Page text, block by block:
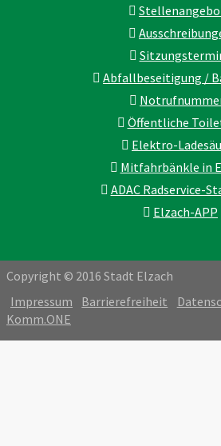
Abfallbeseitigung /
Öffentliche
Elektro-
Mitfahrbänkle in
ADAC Radservice-
Elzach-APP
Copyright © 2016 Stadt Elzach
Impressum
Barrierefreiheit
Komm.ONE